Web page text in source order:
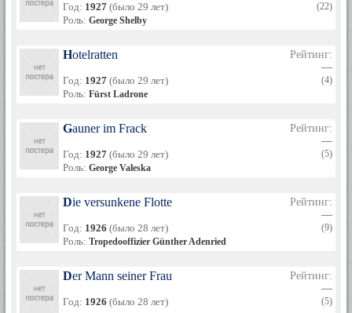
Год: 1927 (было 29 лет)
Роль: George Shelby
(22)
Hotelratten
Год: 1927 (было 29 лет)
Роль: Fürst Ladrone
Рейтинг:
—
(4)
Gauner im Frack
Год: 1927 (было 29 лет)
Роль: George Valeska
Рейтинг:
—
(5)
Die versunkene Flotte
Год: 1926 (было 28 лет)
Роль: Tropedooffizier Günther Adenried
Рейтинг:
—
(9)
Der Mann seiner Frau
Год: 1926 (было 28 лет)
Рейтинг:
—
(5)